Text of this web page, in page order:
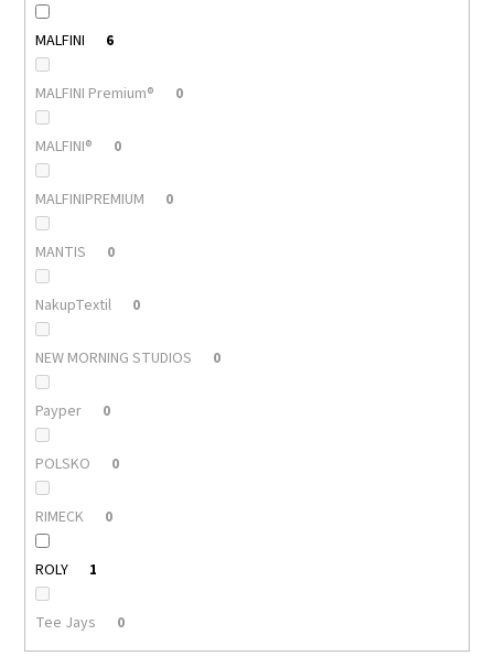
MALFINI 6
MALFINI Premium® 0
MALFINI® 0
MALFINIPREMIUM 0
MANTIS 0
NakupTextil 0
NEW MORNING STUDIOS 0
Payper 0
POLSKO 0
RIMECK 0
ROLY 1
Tee Jays 0